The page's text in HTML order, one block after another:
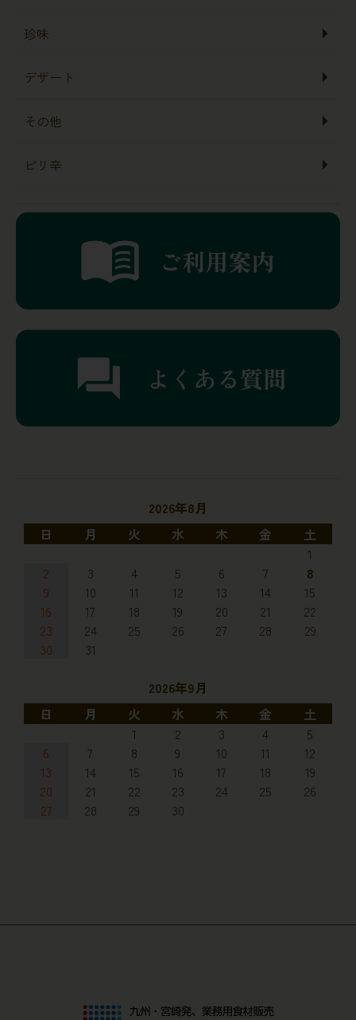
珍味
デザート
その他
ピリ辛
2026年8月
日
月 火 水 木 金
土
1
2
3 4 5 6 7
8
9
10 11 12 13 14
15
16
17 18 19 20 21
22
23
24 25 26 27 28
29
30
31
2026年9月
日
月 火 水 木 金
土
1
2 3 4
5
6
7 8 9 10 11
12
13
14 15 16 17 18
19
20
21 22 23 24 25
26
27
28 29 30